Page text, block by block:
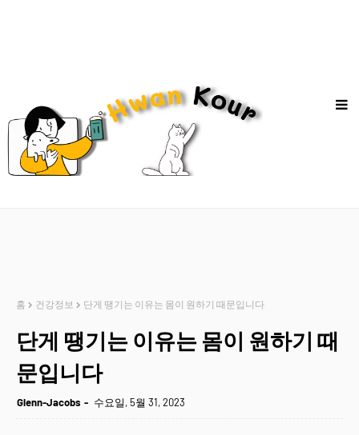
홈 건강정보 단게 땡기는 이유는 몸이 원하기 때문입니다
단게 땡기는 이유는 몸이 원하기 때
문입니다
Glenn-Jacobs 수요일, 5월 31, 2023